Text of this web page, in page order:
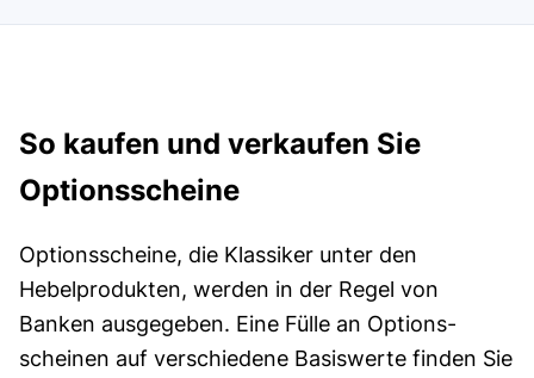
So kaufen und verkaufen Sie
Optionsscheine
Options­scheine, die Klassiker unter den
Hebelprodukten, werden in der Regel von
Banken ausgegeben. Eine Fülle an Options­
scheinen auf verschie­dene Basiswerte finden Sie